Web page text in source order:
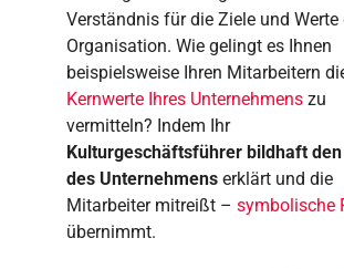
Verständnis für die Ziele und Werte
Organisation. Wie gelingt es Ihnen
beispielsweise Ihren Mitarbeitern
Kernwerte Ihres Unternehmens zu
vermitteln? Indem Ihr
Kulturgeschäftsführer bildhaft
des Unternehmens erklärt und die
Mitarbeiter mitreißt – symbolische
übernimmt.